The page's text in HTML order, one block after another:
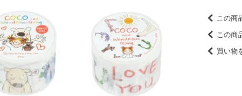
この商
この商
買い物